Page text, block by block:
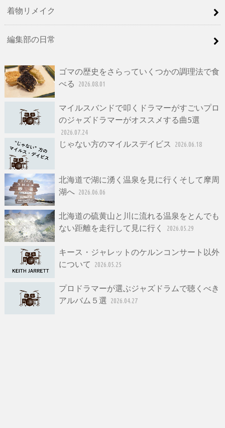
着物リメイク
編集部の日常
ゴマの歴史をさらっていくつかの調理法で食
べる
2026.08.01
マイルスバンドで叩くドラマーがすごいプロ
のジャズドラマーがオススメする曲5選
2026.07.24
じゃない方のマイルスデイビス 2026.06.18
北海道で湖に湧く温泉を見に行くそして摩周
湖へ 2026.06.06
北海道の硫黄山と川に流れる温泉をとんでも
ない距離を走行して見に行く
2026.05.29
キース・ジャレットのケルンコンサート以外
について
2026.05.25
プロドラマーが選ぶジャズドラムで聴くべき
アルバム５選 2026.04.27